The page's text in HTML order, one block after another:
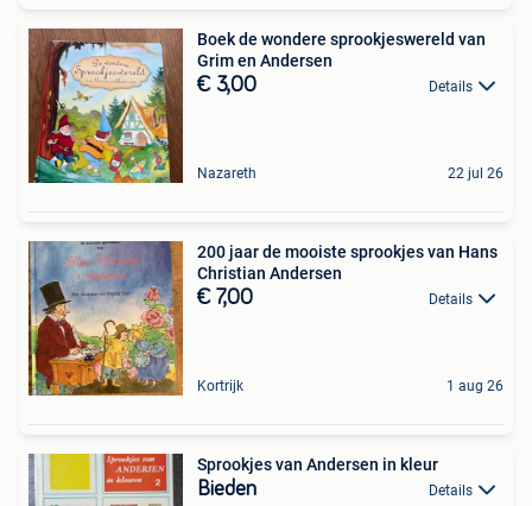
Boek de wondere sprookjeswereld van
Grim en Andersen
€ 3,00 Details
Nazareth 22 jul 26
200 jaar de mooiste sprookjes van Hans
Christian Andersen
€ 7,00 Details
Kortrijk 1 aug 26
Sprookjes van Andersen in kleur
Bieden Details